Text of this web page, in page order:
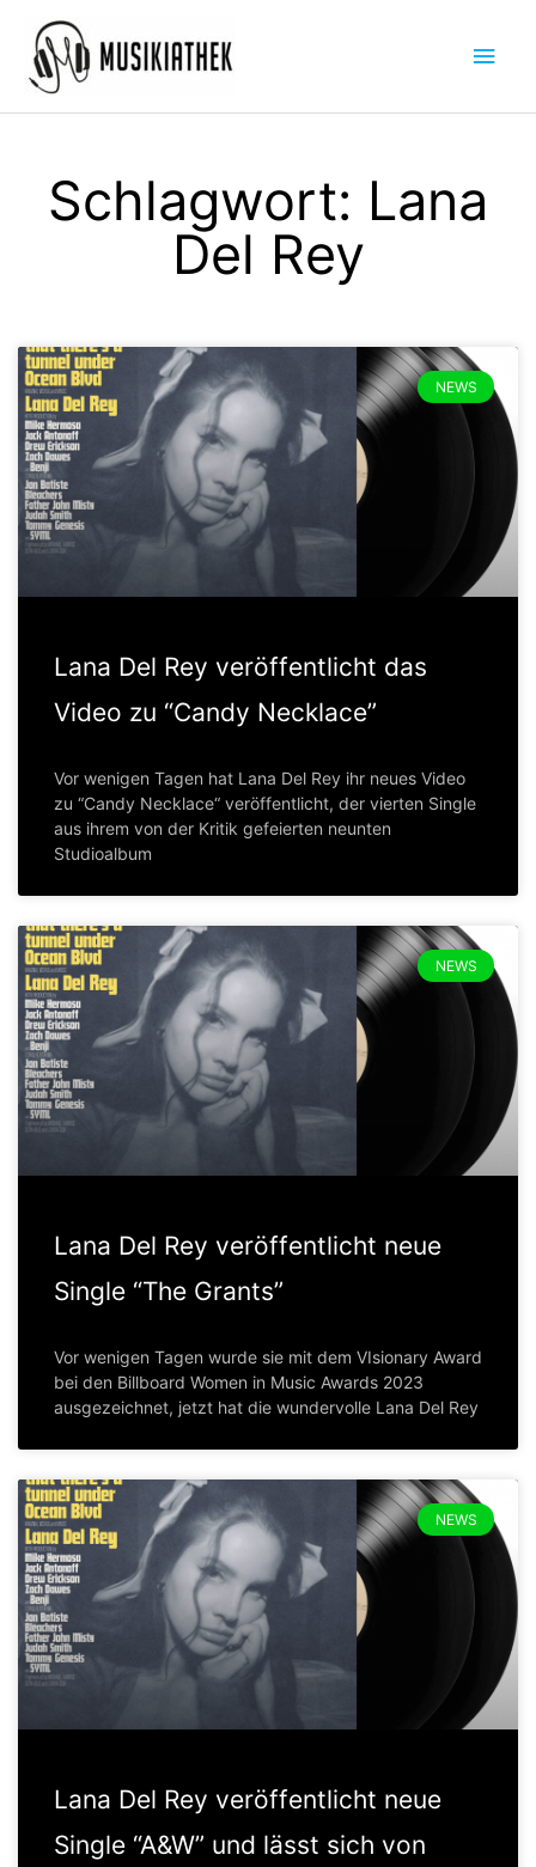
Inhalt
springen
Schlagwort: Lana
Del Rey
NEWS
Lana Del Rey veröffentlicht das
Video zu “Candy Necklace”
Vor wenigen Tagen hat Lana Del Rey ihr neues Video
zu “Candy Necklace“ veröffentlicht, der vierten Single
aus ihrem von der Kritik gefeierten neunten
Studioalbum
NEWS
Lana Del Rey veröffentlicht neue
Single “The Grants”
Vor wenigen Tagen wurde sie mit dem VIsionary Award
bei den Billboard Women in Music Awards 2023
ausgezeichnet, jetzt hat die wundervolle Lana Del Rey
NEWS
Lana Del Rey veröffentlicht neue
Single “A&W” und lässt sich von